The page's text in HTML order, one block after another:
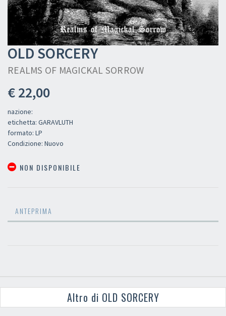
OLD SORCERY
REALMS OF MAGICKAL SORROW
€ 22,00
nazione:
etichetta: GARAVLUTH
formato: LP
Condizione: Nuovo
NON DISPONIBILE
ANTEPRIMA
Altro di OLD SORCERY